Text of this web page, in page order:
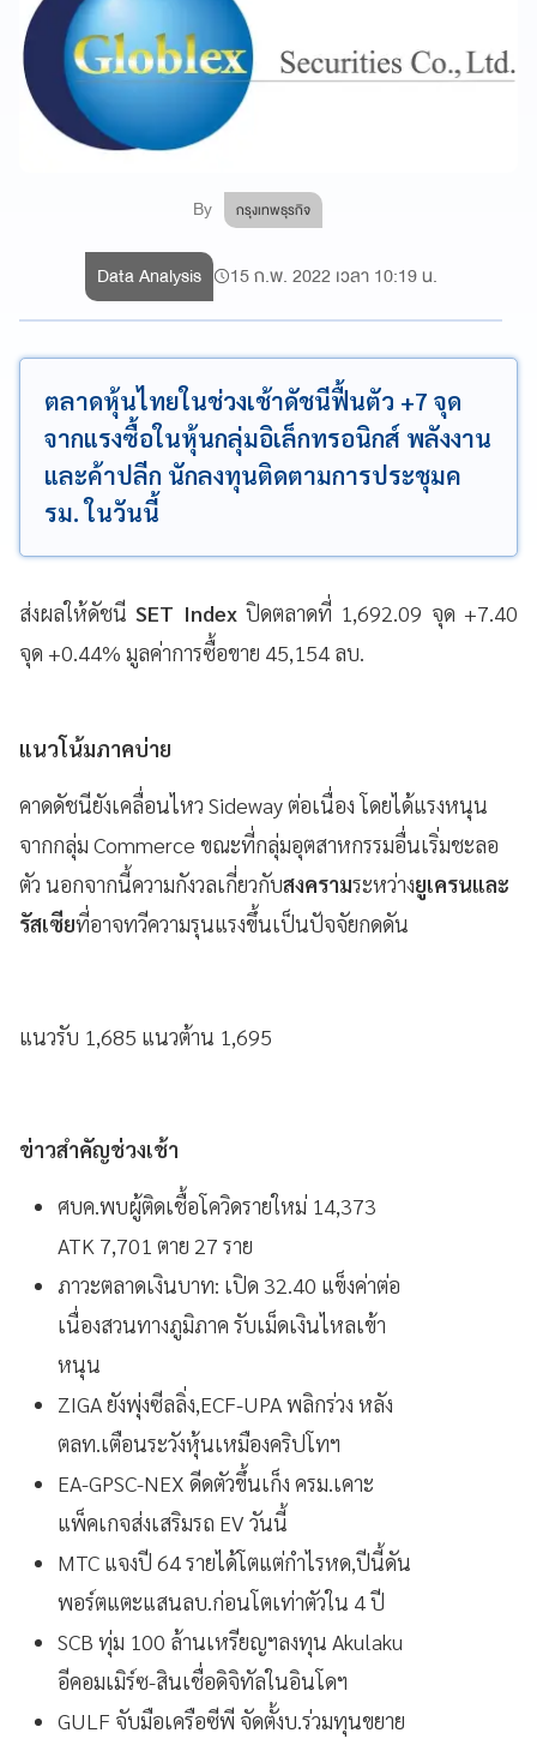
By กรุงเทพธุรกิจ
Data Analysis 15 ก.พ. 2022 เวลา 10:19 น.
ตลาดหุ้นไทยในช่วงเช้าดัชนีฟื้นตัว +7 จุด
จากแรงซื้อในหุ้นกลุ่มอิเล็กทรอนิกส์ พลังงาน
และค้าปลีก นักลงทุนติดตามการประชุมค
รม. ในวันนี้
ส่งผลให้ดัชนีSET Indexปิดตลาดที่ 1,692.09 จุด +7.40
จุด +0.44% มูลค่าการซื้อขาย 45,154 ลบ.
แนวโน้มภาคบ่าย
คาดดัชนียังเคลื่อนไหว Sideway ต่อเนื่อง โดยได้แรงหนุน
จากกลุ่ม Commerce ขณะที่กลุ่มอุตสาหกรรมอื่นเริ่มชะลอ
ตัว นอกจากนี้ความกังวลเกี่ยวกับสงครามระหว่างยูเครนและ
รัสเซียที่อาจทวีความรุนแรงขึ้นเป็นปัจจัยกดดัน
แนวรับ 1,685 แนวต้าน 1,695
ข่าวสำคัญช่วงเช้า
ศบค.พบผู้ติดเชื้อโควิดรายใหม่ 14,373
ATK 7,701 ตาย 27 ราย
ภาวะตลาดเงินบาท: เปิด 32.40 แข็งค่าต่อ
เนื่องสวนทางภูมิภาค รับเม็ดเงินไหลเข้า
หนุน
ZIGA ยังพุ่งซีลลิ่ง,ECF-UPA พลิกร่วง หลัง
ตลท.เตือนระวังหุ้นเหมืองคริปโทฯ
EA-GPSC-NEX ดีดตัวขึ้นเก็ง ครม.เคาะ
แพ็คเกจส่งเสริมรถ EV วันนี้
MTC แจงปี 64 รายได้โตแต่กำไรหด,ปีนี้ดัน
พอร์ตแตะแสนลบ.ก่อนโตเท่าตัวใน 4 ปี
SCB ทุ่ม 100 ล้านเหรียญฯลงทุน Akulaku
อีคอมเมิร์ซ-สินเชื่อดิจิทัลในอินโดฯ
GULF จับมือเครือซีพี จัดตั้งบ.ร่วมทุนขยาย